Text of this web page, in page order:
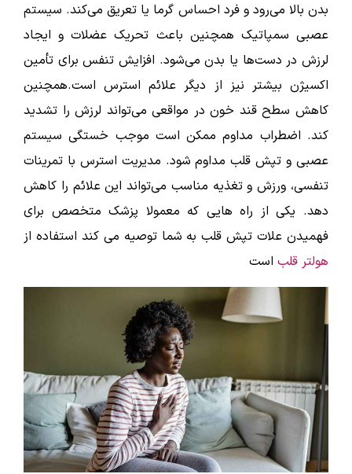
بدن بالا می‌رود و فرد احساس گرما یا تعریق می‌کند. سیستم
عصبی سمپاتیک همچنین باعث تحریک عضلات و ایجاد
لرزش در دست‌ها یا بدن می‌شود. افزایش تنفس برای تأمین
اکسیژن بیشتر نیز از دیگر علائم استرس است.همچنین
کاهش سطح قند خون در مواقعی می‌تواند لرزش را تشدید
کند. اضطراب مداوم ممکن است موجب خستگی سیستم
عصبی و تپش قلب مداوم شود. مدیریت استرس با تمرینات
تنفسی، ورزش و تغذیه مناسب می‌تواند این علائم را کاهش
دهد. یکی از راه هایی که معمولا پزشک متخصص برای
فهمیدن علات تپش قلب به شما توصیه می کند استفاده از
هولتر قلب است